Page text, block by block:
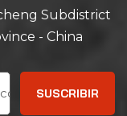
Subdistrict
- China